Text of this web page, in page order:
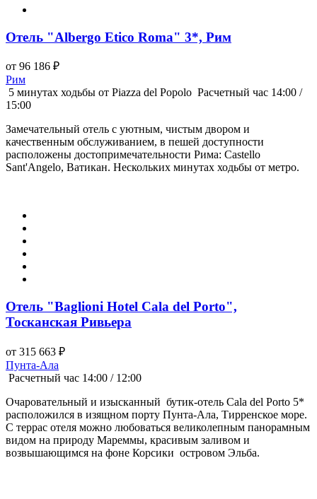
Отель "Albergo Etico Roma" 3*, Рим
от 96 186 ₽
Рим
5 минутах ходьбы от Piazza del Popolo Расчетный час 14:00 /
15:00
Замечательный отель с уютным, чистым двором и
качественным обслуживанием, в пешей доступности
расположены достопримечательности Рима: Castello
Sant'Angelo, Ватикан. Нескольких минутах ходьбы от метро.
Отель "Baglioni Hotel Cala del Porto",
Тосканская Ривьера
от 315 663 ₽
Пунта-Ала
Расчетный час 14:00 / 12:00
Очаровательный и изысканный бутик-отель Cala del Porto 5*
расположился в изящном порту Пунта-Ала, Тирренское море.
С террас отеля можно любоваться великолепным панорамным
видом на природу Мареммы, красивым заливом и
возвышающимся на фоне Корсики островом Эльба.